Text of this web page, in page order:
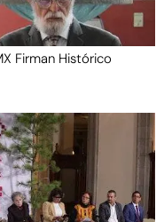
Firman Histórico